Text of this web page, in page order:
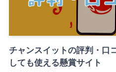
チャンスイットの評判・口
しても使える懸賞サイト